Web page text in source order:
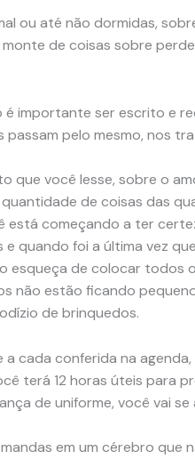
ou até não dormidas,
de coisas sobre
é importante ser escrito e
pelo mesmo, nos
que você lesse, sobre o
de coisas das
está começando a ter
quando foi a última vez
de colocar todos
não estão ficando
de brinquedos.
cada conferida na
terá 12 horas úteis para
de uniforme, você vai
em um cérebro que